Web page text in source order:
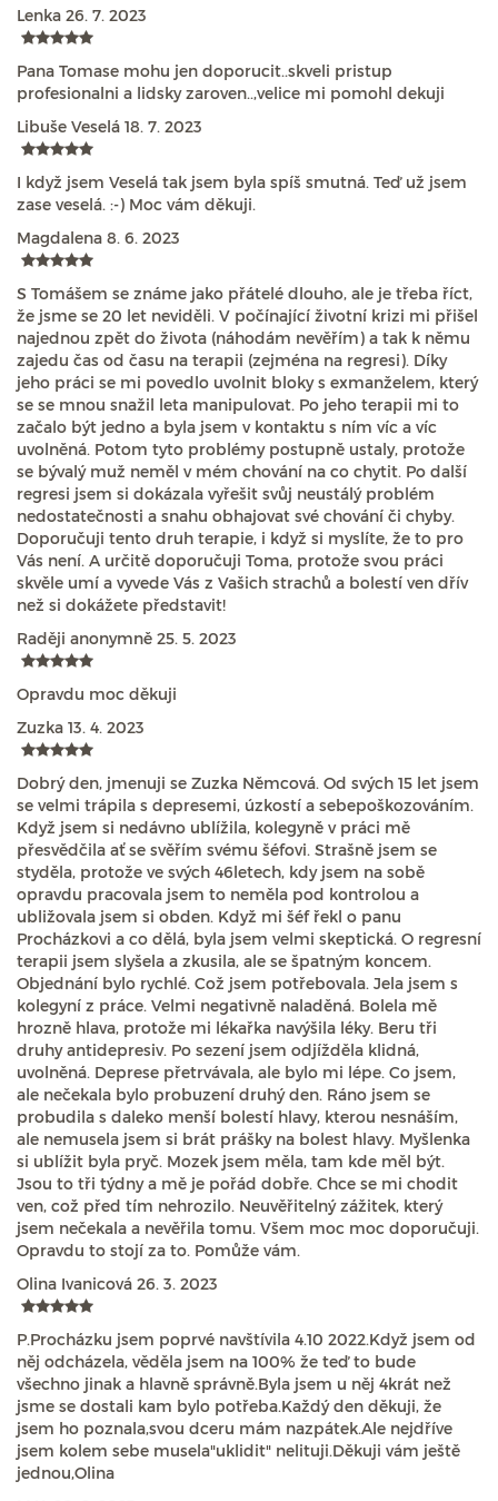
Lenka 26. 7. 2023
Pana Tomase mohu jen doporucit..skveli pristup
profesionalni a lidsky zaroven..,velice mi pomohl dekuji
Libuše Veselá 18. 7. 2023
I když jsem Veselá tak jsem byla spíš smutná. Teď už jsem
zase veselá. :-) Moc vám děkuji.
Magdalena 8. 6. 2023
S Tomášem se známe jako přátelé dlouho, ale je třeba říct,
že jsme se 20 let neviděli. V počínající životní krizi mi přišel
najednou zpět do života (náhodám nevěřím) a tak k němu
zajedu čas od času na terapii (zejména na regresi). Díky
jeho práci se mi povedlo uvolnit bloky s exmanželem, který
se se mnou snažil leta manipulovat. Po jeho terapii mi to
začalo být jedno a byla jsem v kontaktu s ním víc a víc
uvolněná. Potom tyto problémy postupně ustaly, protože
se bývalý muž neměl v mém chování na co chytit. Po další
regresi jsem si dokázala vyřešit svůj neustálý problém
nedostatečnosti a snahu obhajovat své chování či chyby.
Doporučuji tento druh terapie, i když si myslíte, že to pro
Vás není. A určitě doporučuji Toma, protože svou práci
skvěle umí a vyvede Vás z Vašich strachů a bolestí ven dřív
než si dokážete představit!
Raději anonymně 25. 5. 2023
Opravdu moc děkuji
Zuzka 13. 4. 2023
Dobrý den, jmenuji se Zuzka Němcová. Od svých 15 let jsem
se velmi trápila s depresemi, úzkostí a sebepoškozováním.
Když jsem si nedávno ublížila, kolegyně v práci mě
přesvědčila ať se svěřím svému šéfovi. Strašně jsem se
styděla, protože ve svých 46letech, kdy jsem na sobě
opravdu pracovala jsem to neměla pod kontrolou a
ubližovala jsem si obden. Když mi šéf řekl o panu
Procházkovi a co dělá, byla jsem velmi skeptická. O regresní
terapii jsem slyšela a zkusila, ale se špatným koncem.
Objednání bylo rychlé. Což jsem potřebovala. Jela jsem s
kolegyní z práce. Velmi negativně naladěná. Bolela mě
hrozně hlava, protože mi lékařka navýšila léky. Beru tři
druhy antidepresiv. Po sezení jsem odjížděla klidná,
uvolněná. Deprese přetrvávala, ale bylo mi lépe. Co jsem,
ale nečekala bylo probuzení druhý den. Ráno jsem se
probudila s daleko menší bolestí hlavy, kterou nesnáším,
ale nemusela jsem si brát prášky na bolest hlavy. Myšlenka
si ublížit byla pryč. Mozek jsem měla, tam kde měl být.
Jsou to tři týdny a mě je pořád dobře. Chce se mi chodit
ven, což před tím nehrozilo. Neuvěřitelný zážitek, který
jsem nečekala a nevěřila tomu. Všem moc moc doporučuji.
Opravdu to stojí za to. Pomůže vám.
Olina Ivanicová 26. 3. 2023
P.Procházku jsem poprvé navštívila 4.10 2022.Když jsem od
něj odcházela, věděla jsem na 100% že teď to bude
všechno jinak a hlavně správně.Byla jsem u něj 4krát než
jsme se dostali kam bylo potřeba.Každý den děkuji, že
jsem ho poznala,svou dceru mám nazpátek.Ale nejdříve
jsem kolem sebe musela"uklidit" nelituji.Děkuji vám ještě
jednou,Olina